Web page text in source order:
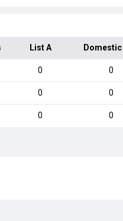
List A
0 0
0 0
0 0